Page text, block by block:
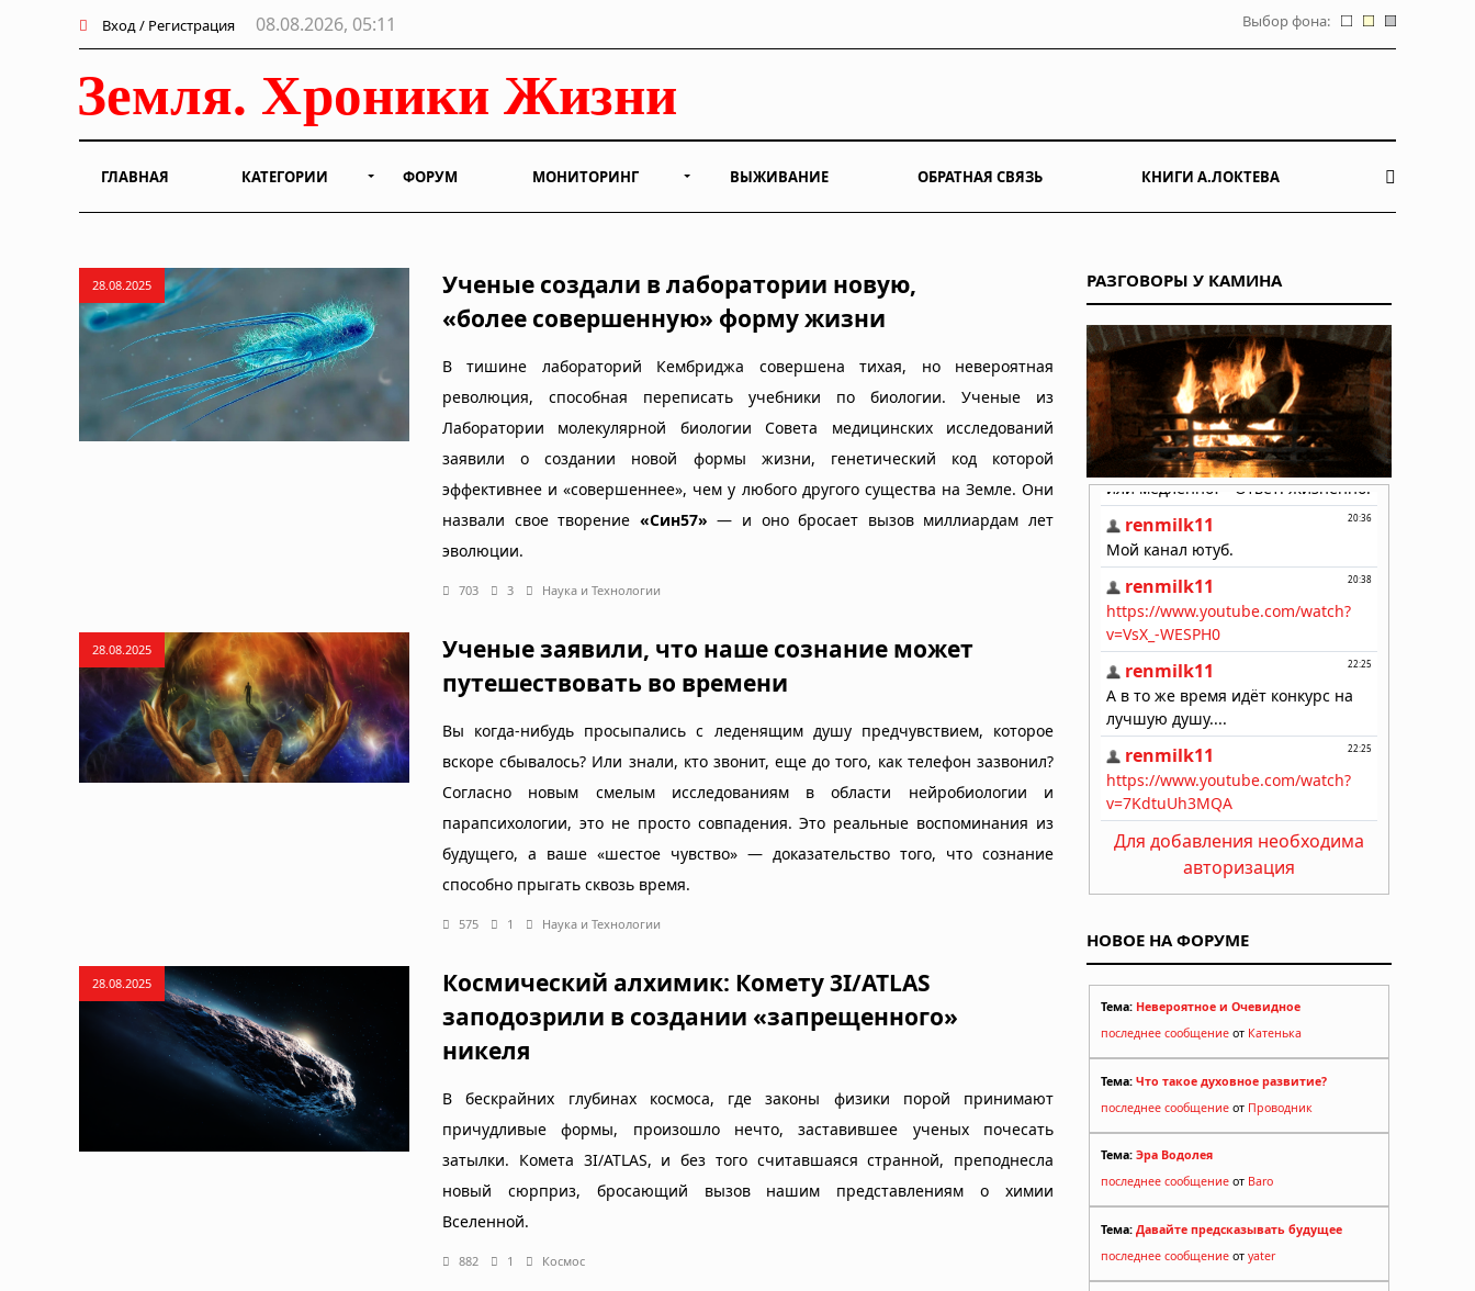
Вход / Регистрация 08.08.2026, 05:11 Выбор фона:
ГЛАВНАЯ КАТЕГОРИИ ФОРУМ МОНИТОРИНГ ВЫЖИВАНИЕ ОБРАТНАЯ СВЯЗЬ КНИГИ А.ЛОКТЕВА
28.08.2025
Ученые создали в лаборатории новую,
«более совершенную» форму жизни
В тишине лабораторий Кембриджа совершена тихая, но невероятная
революция, способная переписать учебники по биологии. Ученые из
Лаборатории молекулярной биологии Совета медицинских исследований
заявили о создании новой формы жизни, генетический код которой
эффективнее и «совершеннее», чем у любого другого существа на Земле. Они
назвали свое творение «Син57» — и оно бросает вызов миллиардам лет
эволюции.
703 3 Наука и Технологии
28.08.2025
Ученые заявили, что наше сознание может
путешествовать во времени
Вы когда-нибудь просыпались с леденящим душу предчувствием, которое
вскоре сбывалось? Или знали, кто звонит, еще до того, как телефон зазвонил?
Согласно новым смелым исследованиям в области нейробиологии и
парапсихологии, это не просто совпадения. Это реальные воспоминания из
будущего, а ваше «шестое чувство» — доказательство того, что сознание
способно прыгать сквозь время.
575 1 Наука и Технологии
28.08.2025
Космический алхимик: Комету 3I/ATLAS
заподозрили в создании «запрещенного»
никеля
В бескрайних глубинах космоса, где законы физики порой принимают
причудливые формы, произошло нечто, заставившее ученых почесать
затылки. Комета 3I/ATLAS, и без того считавшаяся странной, преподнесла
новый сюрприз, бросающий вызов нашим представлениям о химии
Вселенной.
882 1 Космос
РАЗГОВОРЫ У КАМИНА
Для добавления необходима
авторизация
НОВОЕ НА ФОРУМЕ
Тема: Невероятное и Очевидное
последнее сообщение от Катенька
Тема: Что такое духовное развитие?
последнее сообщение от Проводник
Тема: Эра Водолея
последнее сообщение от Baro
Тема: Давайте предсказывать будущее
последнее сообщение от yater